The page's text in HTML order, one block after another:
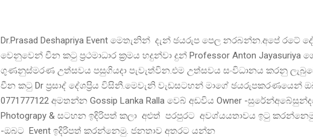
Dr.Prasad Deshapriya Event මෙතැනින් දැන් ඡයරුප පෙල නරබන්න.අපේ රටේ
වෙනුවෙන් චීන කටු ප්‍රථමාධාර ක්‍රමය හදුන්වා දුන් Professor Anton Jayasuriya
ගුණනුස්මරණ උත්සවය පසුගියදා පැවැත්වින.එම උත්සවය සංවිධානය කරනු
චීන කටු Dr ප්‍රසාද් දේශප්‍රිය විසිනී.මෙවැනි වැඩසටහන් මාගේ ඡයරුපකරණයෙන්
0771777122 අමතන්න Gossip Lanka Ralla වෙබ් අඩවිය Owner -
Photograpy & සටහන ඉදිරිපත් කලා අළුත් පරපුරට අවශ්යයතාවය ඉටු
-ඔබට Event ඉදිරිපත් කරන්නෙමු. ජනතාව අතරට යන්න